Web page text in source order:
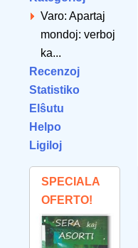
Varo: Apartaj
mondoj: verboj
ka...
Recenzoj
Statistiko
Elŝutu
Helpo
Ligiloj
SPECIALA
OFERTO!